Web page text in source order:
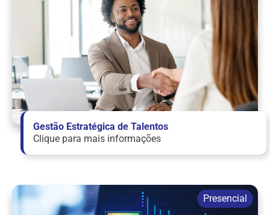
Gestão Estratégica de Talentos
Clique para mais informações